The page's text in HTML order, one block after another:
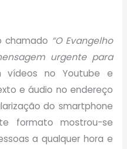
chamado “O Evangelho
urgente para
vídeos no Youtube e
e áudio no endereço
do smartphone
formato mostrou-se
a qualquer hora e